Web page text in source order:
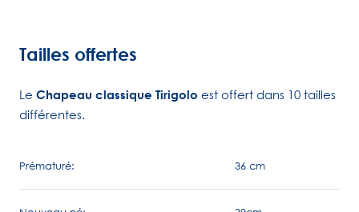
Tailles offertes
Le Chapeau classique Tirigolo est offert dans 10 tailles
différentes.
Prématuré: 36 cm